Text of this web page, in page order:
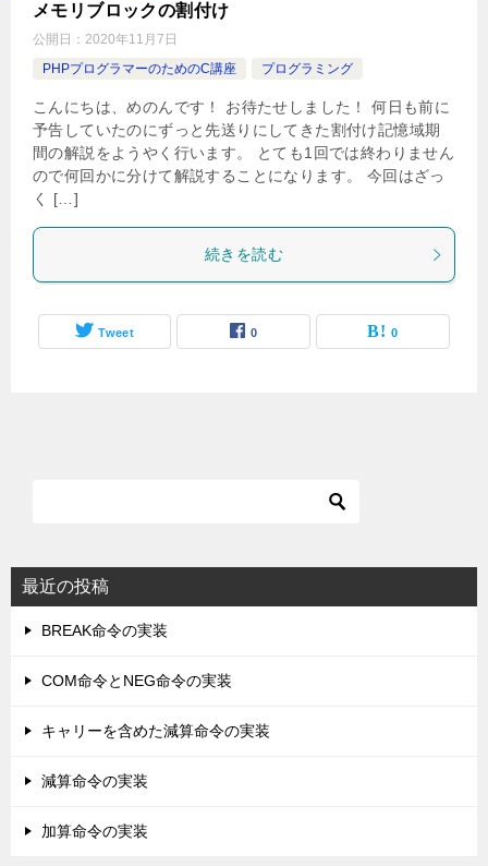
メモリブロックの割付け
公開日： 2020年11月7日
PHPプログラマーのためのC講座
プログラミング
こんにちは、めのんです！ お待たせしました！ 何日も前に
予告していたのにずっと先送りにしてきた割付け記憶域期
間の解説をようやく行います。 とても1回では終わりません
ので何回かに分けて解説することになります。 今回はざっ
く […]
続きを読む
Tweet 0 0
最近の投稿
BREAK命令の実装
COM命令とNEG命令の実装
キャリーを含めた減算命令の実装
減算命令の実装
加算命令の実装